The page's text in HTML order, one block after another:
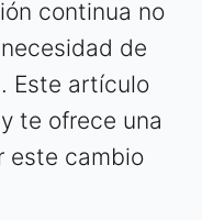
continua no
de
Este artículo
te ofrece una
este cambio